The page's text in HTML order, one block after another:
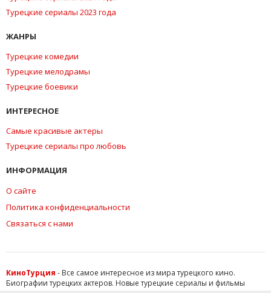
Турецкие сериалы 2023 года
ЖАНРЫ
Турецкие комедии
Турецкие мелодрамы
Турецкие боевики
ИНТЕРЕСНОЕ
Самые красивые актеры
Турецкие сериалы про любовь
ИНФОРМАЦИЯ
О сайте
Политика конфиденциальности
Связаться с нами
КиноТурция - Все самое интересное из мира турецкого кино.
Биографии турецких актеров. Новые турецкие сериалы и фильмы